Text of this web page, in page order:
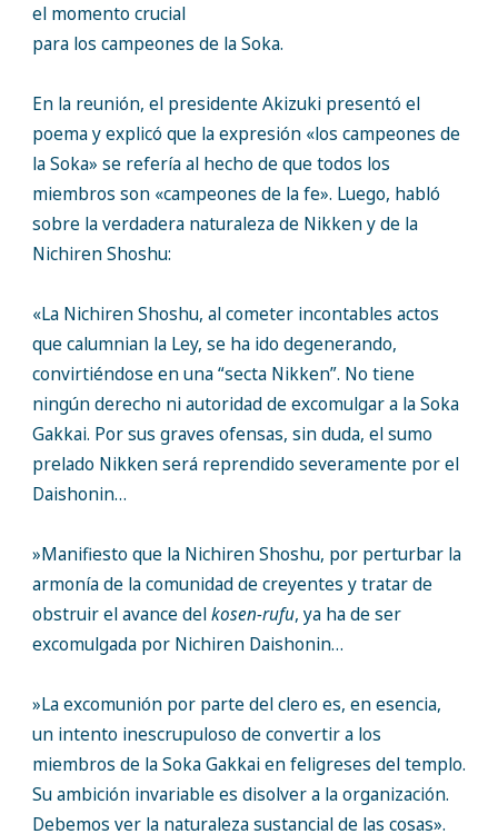
el momento crucial
para los campeones de la Soka.
En la reunión, el presidente Akizuki presentó el
poema y explicó que la expresión «los campeones de
la Soka» se refería al hecho de que todos los
miembros son «campeones de la fe». Luego, habló
sobre la verdadera naturaleza de Nikken y de la
Nichiren Shoshu:
«La Nichiren Shoshu, al cometer incontables actos
que calumnian la Ley, se ha ido degenerando,
convirtiéndose en una “secta Nikken”. No tiene
ningún derecho ni autoridad de excomulgar a la Soka
Gakkai. Por sus graves ofensas, sin duda, el sumo
prelado Nikken será reprendido severamente por el
Daishonin…
»Manifiesto que la Nichiren Shoshu, por perturbar la
armonía de la comunidad de creyentes y tratar de
obstruir el avance delkosen-rufu, ya ha de ser
excomulgada por Nichiren Daishonin…
»La excomunión por parte del clero es, en esencia,
un intento inescrupuloso de convertir a los
miembros de la Soka Gakkai en feligreses del templo.
Su ambición invariable es disolver a la organización.
Debemos ver la naturaleza sustancial de las cosas».